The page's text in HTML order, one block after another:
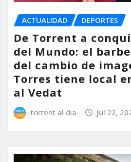
ACTUALIDAD DEPORTES
De Torrent a
del Mundo: el
del cambio de
Torres tiene local
al Vedat
torrent al dia Jul 22,